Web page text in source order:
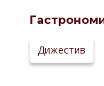
Дижестив